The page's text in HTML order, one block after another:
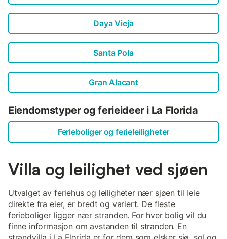
Daya Vieja
Santa Pola
Gran Alacant
Eiendomstyper og ferieideer i La Florida
Ferieboliger og ferieleiligheter
Villa og leilighet ved sjøen
Utvalget av feriehus og leiligheter nær sjøen til leie
direkte fra eier, er bredt og variert. De fleste
ferieboliger ligger nær stranden. For hver bolig vil du
finne informasjon om avstanden til stranden. En